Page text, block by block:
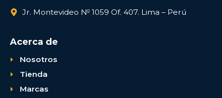
Jr. Montevideo № 1059 Of. 407. Lima – Perú
Acerca de
Nosotros
Tienda
Marcas